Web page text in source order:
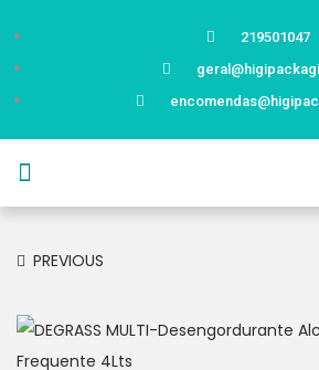
219501047
PREVIOUS